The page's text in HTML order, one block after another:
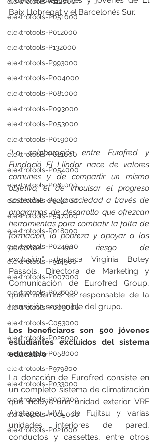
elektrotools-P051000
elektrotools-P012000
elektrotools-P132000
elektrotools-P993000
elektrotools-P004000
elektrotools-P081000
elektrotools-P093000
elektrotools-P053000
elektrotools-P019000
elektrotools-P021000
elektrotools-P054000
elektrotools-P081000
elektrotools-P929000
elektrotools-P547000
elektrotools-P018000
elektrotools-P024000
elektrotools-P914900
elektrotools-P007000
elektrotools-P026000
elektrotools-P009000
elektrotools-C053000
elektrotools-P025000
elektrotools-P058000
elektrotools-P979800
elektrotools-P033000
elektrotools-P007000
elektrotools-P005000
elektrotools-P021000
Baix Llobregat y el Barcelonés Sur.
“La colaboración entre Eurofred y
Fundació El Llindar nace de valores
comunes y de compartir un mismo
objetivo, el de impulsar el progreso
sostenible de la sociedad a través de
programas de desarrollo que ofrezcan
herramientas para combatir la falta de
formación, la pobreza y apoyar a las
personas en riesgo de
exclusión”, destaca Virgínia Botey
Passols, Directora de Marketing y
Comunicación de Eurofred Group,
quien además es responsable de la
transición sostenible del grupo.
Los beneficiaros son 500 jóvenes
estudiantes excluidos del sistema
educativo
La donación de Eurofred consiste en
un completo sistema de climatización
que incluye una unidad exterior VRF
Airstage J-IVL de Fujitsu y varias
unidades interiores de pared,
conductos y cassettes, entre otros